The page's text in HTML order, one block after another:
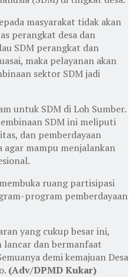
masyarakat tidak akan
perangkat desa dan
SDM perangkat dan
maka pelayanan akan
sektor SDM jadi
untuk SDM di Loh Sumber.
SDM ini meliputi
dan pemberdayaan
agar mampu menjalankan
ruang partisipasi
program pemberdayaan
yang cukup besar ini,
lancar dan bermanfaat
demi kemajuan Desa
(Adv/DPMD Kukar)